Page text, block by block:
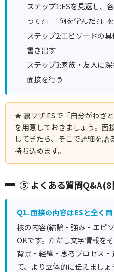
ステップ1:ESを見返し、
って?」「何を学んだ?」
ステップ2:エピソードの
書き出す
ステップ3:家族・友人に
面接を行う
★ 裏ワザ:ESで「自分がわざ
を用意しておきましょう。面
してきたら、そこで詳細を語
持ち込めます。
⑤ よくある質問Q&A(8
Q1. 面接の内容はESと全く
核の内容(結論・強み・エピ
OKです。ただし文字情報を
背景・経緯・思考プロセス
て、より立体的に伝えましょ